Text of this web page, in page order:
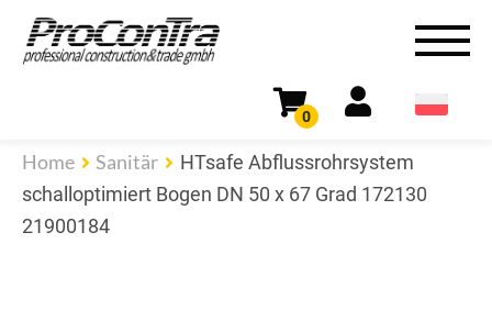
0
Home Sanitär
HTsafe Abflussrohrsystem
schalloptimiert Bogen DN 50 x 67 Grad 172130
21900184